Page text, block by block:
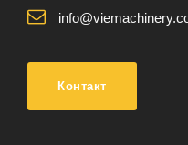
Контакт